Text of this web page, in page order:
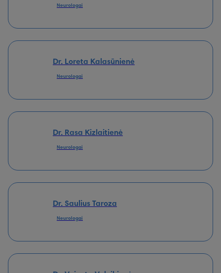
Neurologai
Dr. Loreta Kalasūnienė
Neurologai
Dr. Rasa Kizlaitienė
Neurologai
Dr. Saulius Taroza
Neurologai